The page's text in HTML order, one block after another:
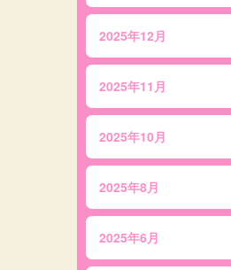
2025年12月
2025年11月
2025年10月
2025年8月
2025年6月